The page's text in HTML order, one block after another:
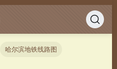
哈尔滨地铁线路图